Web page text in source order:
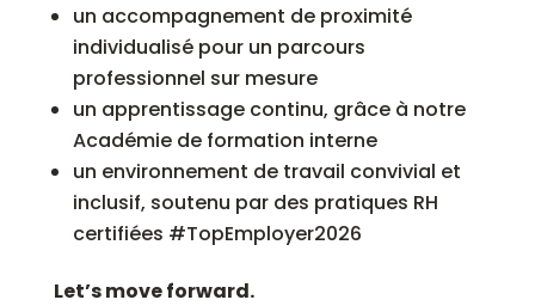
un accompagnement de proximité
individualisé pour un parcours
professionnel sur mesure
un apprentissage continu, grâce à notre
Académie de formation interne
un environnement de travail convivial et
inclusif, soutenu par des pratiques RH
certifiées #TopEmployer2026
Let’s move forward.